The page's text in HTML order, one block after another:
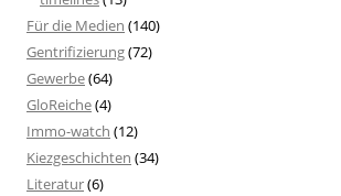
Für die Medien (140)
Gentrifizierung(72)
Gewerbe(64)
GloReiche(4)
Immo-watch (12)
Kiezgeschichten (34)
Literatur(6)